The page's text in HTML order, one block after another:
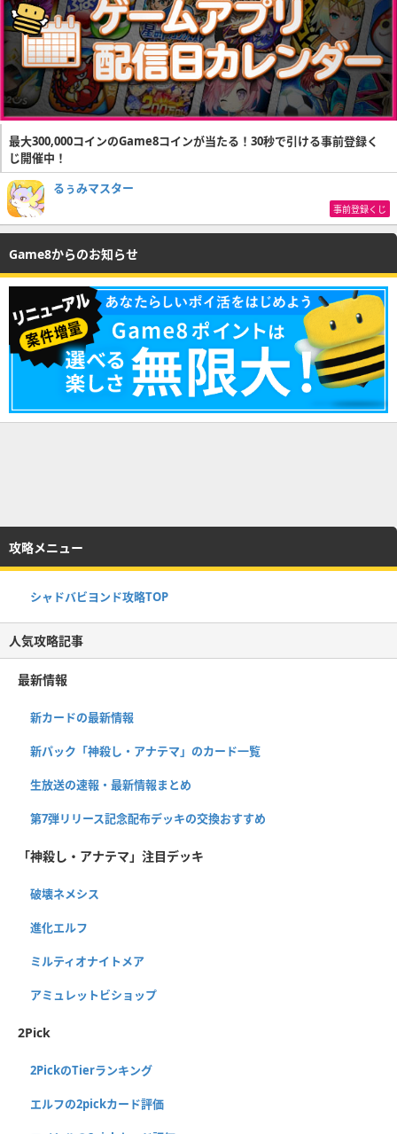
最大300,000コインのGame8コインが当たる！30秒で引ける事前登録く
じ開催中！
るぅみマスター
事前登録くじ
Game8からのお知らせ
攻略メニュー
シャドバビヨンド攻略TOP
人気攻略記事
最新情報
新カードの最新情報
新パック「神殺し・アナテマ」のカード一覧
生放送の速報・最新情報まとめ
第7弾リリース記念配布デッキの交換おすすめ
「神殺し・アナテマ」注目デッキ
破壊ネメシス
進化エルフ
ミルティオナイトメア
アミュレットビショップ
2Pick
2PickのTierランキング
エルフの2pickカード評価